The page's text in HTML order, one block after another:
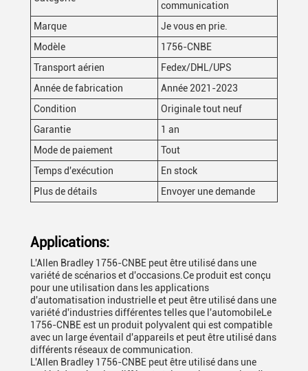
communication
Marque
Je vous en prie.
Modèle
1756-CNBE
Transport aérien
Fedex/DHL/UPS
Année de fabrication
Année 2021-2023
Condition
Originale tout neuf
Garantie
1 an
Mode de paiement
Tout
Temps d'exécution
En stock
Plus de détails
Envoyer une demande
Applications:
L'Allen Bradley 1756-CNBE peut être utilisé dans une
variété de scénarios et d'occasions.Ce produit est conçu
pour une utilisation dans les applications
d'automatisation industrielle et peut être utilisé dans une
variété d'industries différentes telles que l'automobileLe
1756-CNBE est un produit polyvalent qui est compatible
avec un large éventail d'appareils et peut être utilisé dans
différents réseaux de communication.
L'Allen Bradley 1756-CNBE peut être utilisé dans une